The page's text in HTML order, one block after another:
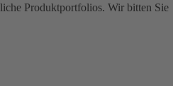
Produktportfolios. Wir bitten